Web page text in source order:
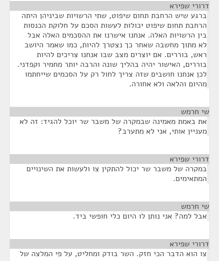
דרורי שפירא
ברגע שיש הרחבת תחום שיפוט, שתי הרשויות שביניהן היתה
הרחבת תחום שיפוט יכולות לעשות הסכם על חלוקת הכנסות
בין הרשויות האלה. אנחנו אישרנו את ההסכמים האלה אבל
לא מתוך מחשבה שאחר כך נצטרך להיות, כמו שאמר היושב
ראש, בוררים. אם יוצרים מצב שבו אנחנו צריכים להיות
בוררים, האישור יהיה בהליך שונה והרבה יותר מחמיר וקפדני.
לכן אנחנו חושבים שזה צריך לחול רק על הסכמים שייחתמו
מהיום והלאה ולא אחורה.
שי חרמש
את באמת מאמינה שבמקרה של משבר שר יוכל להגיד: זה לא
מעניין אותי, אני לא מתערב?
דרורי שפירא
במקרה של משבר שר יכול להתקין צו ולעשות את השינויים
המתאימים.
שי חרמש
אבל למה? אני נותן לו היום כלי חופשי ביד.
דרורי שפירא
צו הוא הדבר הכי חזק. השר בודק ומחליט, על פי המלצה של